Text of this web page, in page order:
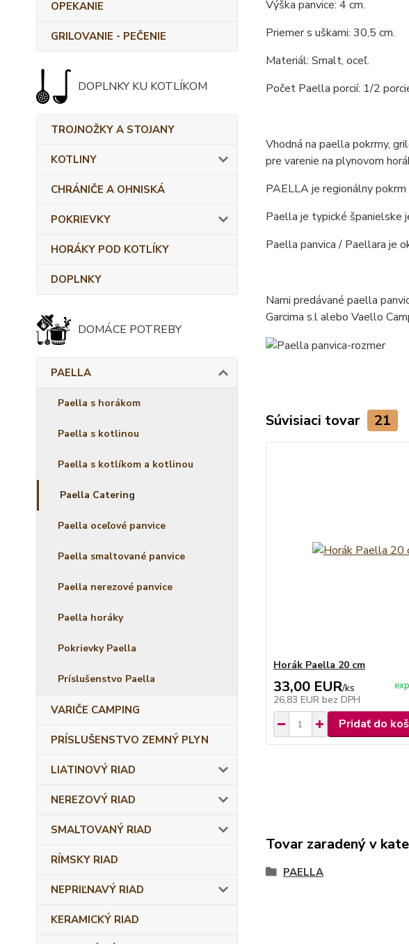
OPEKANIE
GRILOVANIE - PEČENIE
DOPLNKY KU KOTLÍKOM
TROJNOŽKY A STOJANY
KOTLINY
CHRÁNIČE A OHNISKÁ
POKRIEVKY
HORÁKY POD KOTLÍKY
DOPLNKY
DOMÁCE POTREBY
PAELLA
Paella s horákom
Paella s kotlinou
Paella s kotlíkom a kotlinou
Paella Catering
Paella oceľové panvice
Paella smaltované panvice
Paella nerezové panvice
Paella horáky
Pokrievky Paella
Príslušenstvo Paella
VARIČE CAMPING
PRÍSLUŠENSTVO ZEMNÝ PLYN
LIATINOVÝ RIAD
NEREZOVÝ RIAD
SMALTOVANÝ RIAD
RÍMSKY RIAD
NEPRIĽNAVÝ RIAD
KERAMICKÝ RIAD
Výška panvice: 4 cm.
Priemer s uškami: 30,5 cm.
Materiál: Smalt, oceľ.
Počet Paella porcií: 1/2
Vhodná na paella pokrmy,
pre varenie na plynovom
PAELLA je regionálny
Paella je typické španielske
Paella panvica / Paellara je
Nami predávané paella
Garcima s.l alebo Vaello
Súvisiaci tovar 21
Horák Paella 20 cm
33,00 EUR/ks
26,83 EUR bez DPH
Pridať do
Tovar zaradený v
PAELLA